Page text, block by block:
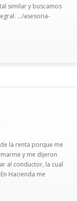
similar y buscamos
.../asesoria-
la renta porque me
y me dijeron
al conductor, la cual
Hacienda me